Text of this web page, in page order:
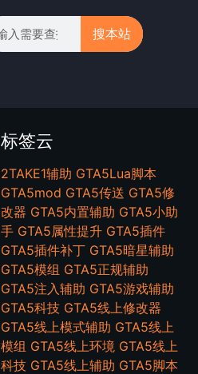
搜本站
标签云
2TAKE1辅助 GTA5Lua脚本
GTA5mod GTA5传送 GTA5修
改器 GTA5内置辅助 GTA5小助
手 GTA5属性提升 GTA5插件
GTA5插件补丁 GTA5暗星辅助
GTA5模组 GTA5正规辅助
GTA5注入辅助 GTA5游戏辅助
GTA5科技 GTA5线上修改器
GTA5线上模式辅助 GTA5线上
模组 GTA5线上环境 GTA5线上
科技 GTA5线上辅助 GTA5脚本